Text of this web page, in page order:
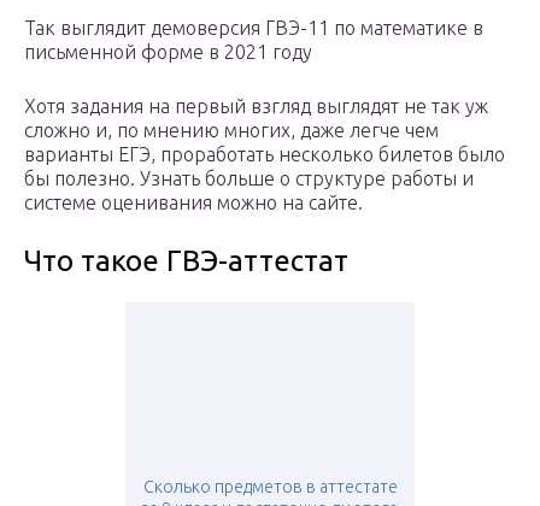
Так выглядит демоверсия ГВЭ-11 по математике в
письменной форме в 2021 году
Хотя задания на первый взгляд выглядят не так уж
сложно и, по мнению многих, даже легче чем
варианты ЕГЭ, проработать несколько билетов было
бы полезно. Узнать больше о структуре работы и
системе оценивания можно на сайте.
Что такое ГВЭ-аттестат
Сколько предметов в аттестате